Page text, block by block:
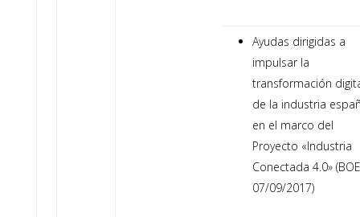
Ayudas dirigidas a
impulsar la
transformación
de la industria
en el marco del
Proyecto «Industria
Conectada 4.0» (BOE
07/09/2017)